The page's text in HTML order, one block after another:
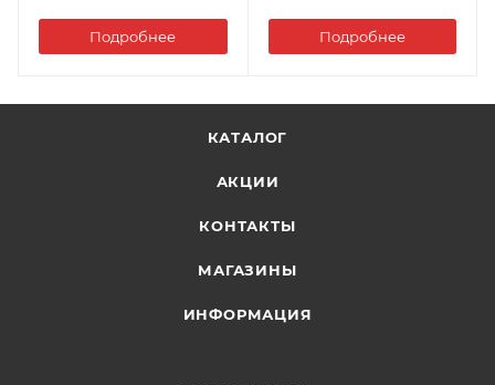
Подробнее Подробнее
КАТАЛОГ
АКЦИИ
КОНТАКТЫ
МАГАЗИНЫ
ИНФОРМАЦИЯ